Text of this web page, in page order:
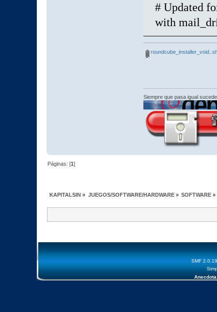
# Updated
with
Siempre que pasa igual
Páginas: [1]
KAPITALSIN » JUEGOS/SOFTWARE/HARDWARE» SOFTWARE»
SMF 2.0.19
Anecdota